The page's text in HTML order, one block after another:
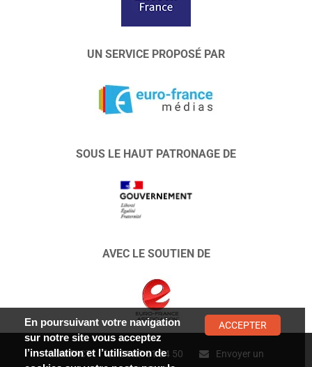
UN SERVICE PROPOSÉ PAR
SOUS LE HAUT PATRONAGE DE
AVEC LE SOUTIEN DE
CONTACT : 01 47 01 34 50
Envoyer un
En poursuivant votre navigation
sur notre site vous acceptez
l’installation et l’utilisation de
ACCEPTER